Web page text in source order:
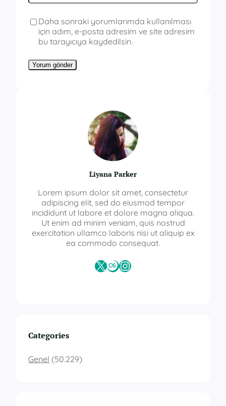
Daha sonraki yorumlarımda kullanılması
için adım, e-posta adresim ve site adresim
bu tarayıcıya kaydedilsin.
Liyana Parker
Lorem ipsum dolor sit amet, consectetur
adipiscing elit, sed do eiusmod tempor
incididunt ut labore et dolore magna aliqua.
Ut enim ad minim veniam, quis nostrud
exercitation ullamco laboris nisi ut aliquip ex
ea commodo consequat.
X Last.fmInstagram
Categories
Genel (50.229)